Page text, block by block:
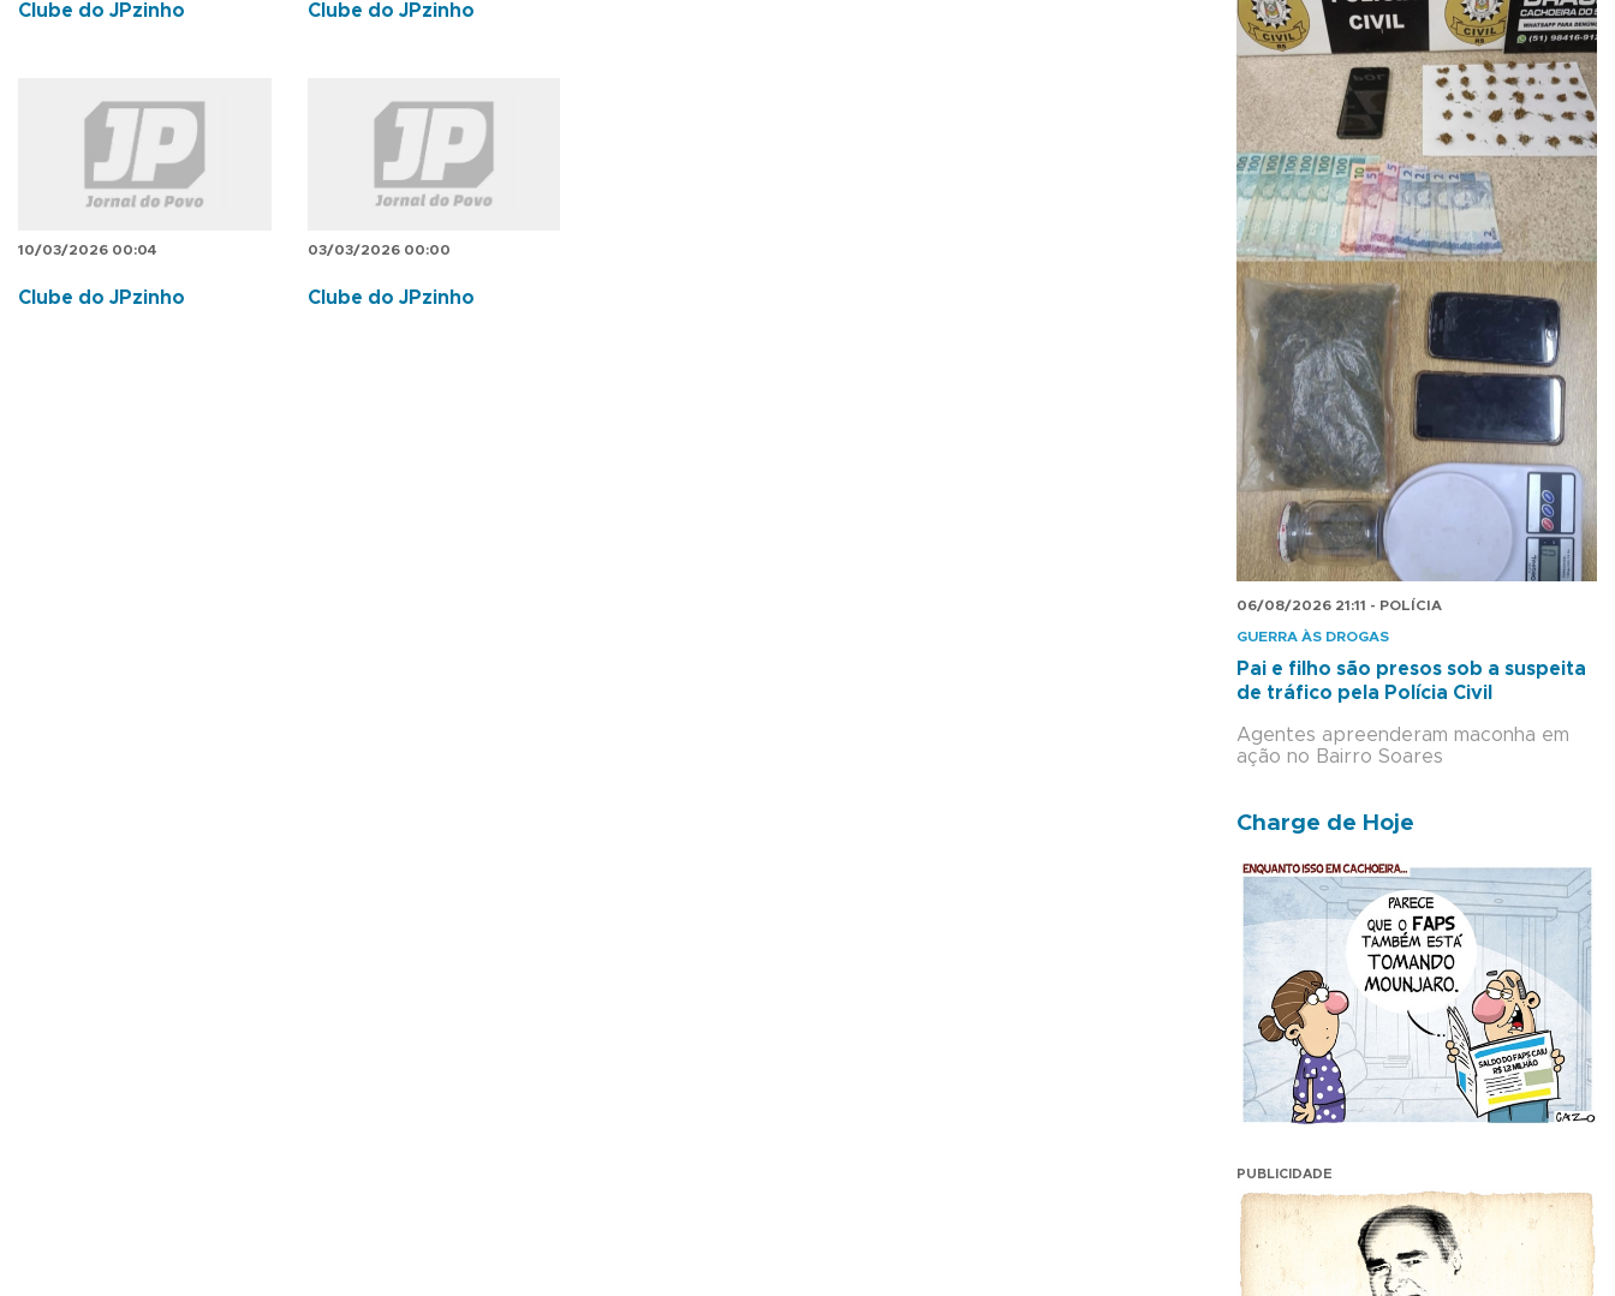
Clube do JPzinho Clube do JPzinho
10/03/2026 00:04
Clube do JPzinho
03/03/2026 00:00
Clube do JPzinho
06/08/2026 21:11 - POLÍCIA
GUERRA ÀS DROGAS
Pai e filho são presos sob a suspeita
de tráfico pela Polícia Civil
Agentes apreenderam maconha em
ação no Bairro Soares
Charge de Hoje
PUBLICIDADE